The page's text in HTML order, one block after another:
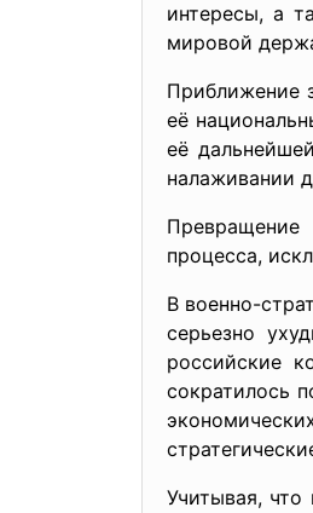
интересы, а
мировой
Приближение
её
её
налаживании
процесса,
В военно-
серьезно
российские
сократилось
Учитывая,